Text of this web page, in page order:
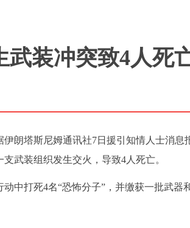
武装冲突致4人死
朗塔斯尼姆通讯社7日援引知情人士消息
武装组织发生交火，导致4人死亡。
中打死4名“恐怖分子”，并缴获一批武器